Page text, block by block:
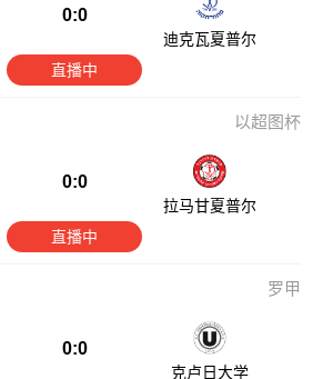
0:0
迪克瓦夏普尔
直播中
以超图杯
0:0
拉马甘夏普尔
直播中
罗甲
0:0
克卢日大学